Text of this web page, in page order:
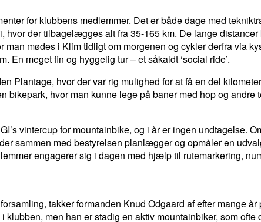
for klubbens medlemmer. Det er både dage med
der tilbagelægges alt fra 35-165 km. De lange
mødes i Klim tidligt om morgenen og cykler derfra via
meget fin og hyggelig tur – et såkaldt ‘social ride’.
Plantage, hvor der var rig mulighed for at få en del
bikepark, hvor man kunne lege på baner med hop og andre
vintercup for mountainbike, og i år er ingen undtagelse.
sammen med bestyrelsen planlægger og opmåler en
engagerer sig i dagen med hjælp til rutemarkering,
takker formanden Knud Odgaard af efter mange
men han er stadig en aktiv mountainbiker, som